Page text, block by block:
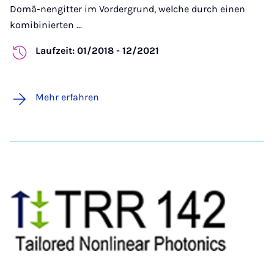
Domä-nengitter im Vordergrund, welche durch einen
komibinierten ...
Laufzeit: 01/2018 - 12/2021
Mehr erfahren